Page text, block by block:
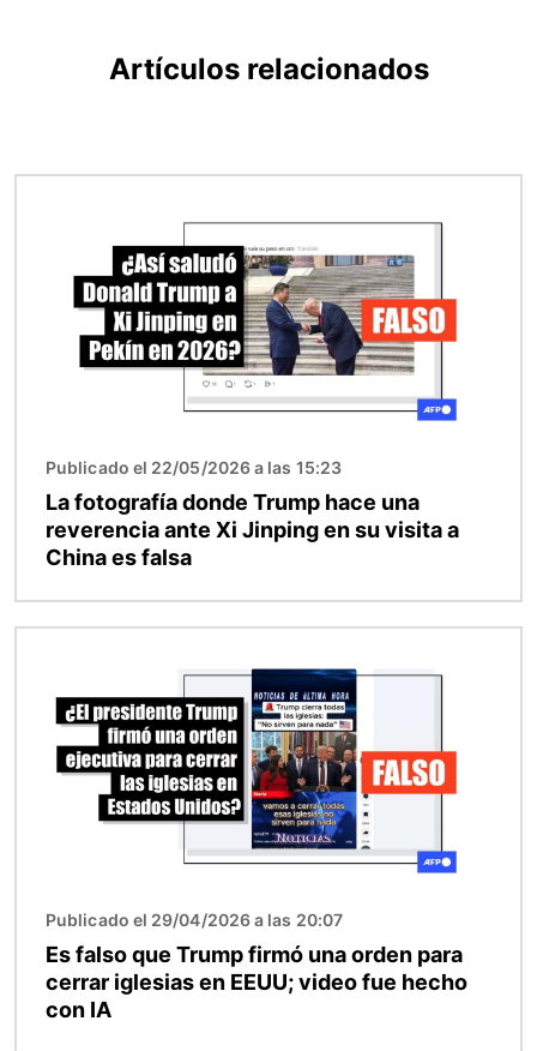
Artículos relacionados
Publicado el 22/05/2026 a las 15:23
La fotografía donde Trump hace una
reverencia ante Xi Jinping en su visita a
China es falsa
Publicado el 29/04/2026 a las 20:07
Es falso que Trump firmó una orden para
cerrar iglesias en EEUU; video fue hecho
con IA